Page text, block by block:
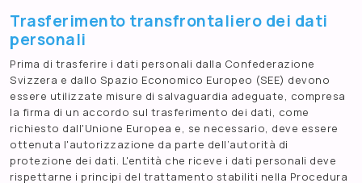
Trasferimento transfrontaliero dei dati
personali
Prima di trasferire i dati personali dalla Confederazione
Svizzera e dallo Spazio Economico Europeo (SEE) devono
essere utilizzate misure di salvaguardia adeguate, compresa
la firma di un accordo sul trasferimento dei dati, come
richiesto dall'Unione Europea e, se necessario, deve essere
ottenuta l'autorizzazione da parte dell’autorità di
protezione dei dati. L'entità che riceve i dati personali deve
rispettarne i principi del trattamento stabiliti nella Procedura